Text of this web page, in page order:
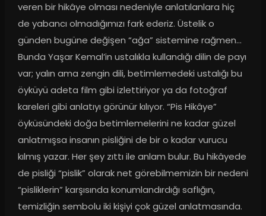
veren bir hikâye olması nedeniyle anlatılanlara hiç
de yabancı olmadığımızı fark ederiz. Üstelik o
günden bugüne değişen “ağa” sistemine rağmen...
Bunda Yaşar Kemal’in ustalıkla kullandığı dilin de payı
var; yalın ama zengin dili, betimlemedeki ustalığı bu
öyküyü adeta film gibi izlettiriyor ya da fotoğraf
kareleri gibi anlatıyı görünür kılıyor. “Pis Hikâye”
öyküsündeki doğa betimlemelerini ne kadar güzel
anlatmışsa insanın pisliğini de bir o kadar vurucu
kılmış yazar. Her şey zıttı ile anlam bulur. Bu hikâyede
de pisliği “pislik” olarak net görebilmemizin bir nedeni
“pisliklerin” karşısında konumlandırdığı saflığın,
temizliğin sembolu iki kişiyi çok güzel anlatmasında.